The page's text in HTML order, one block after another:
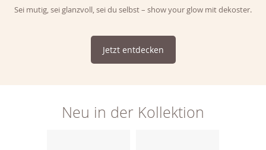
Sei mutig, sei glanzvoll, sei du selbst – show your glow mit dekoster.
Jetzt entdecken
Neu in der Kollektion